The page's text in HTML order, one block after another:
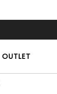
OUTLET